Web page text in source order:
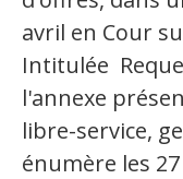
avril en Cour
Intitulée
l'annexe
libre-service,
énumère les